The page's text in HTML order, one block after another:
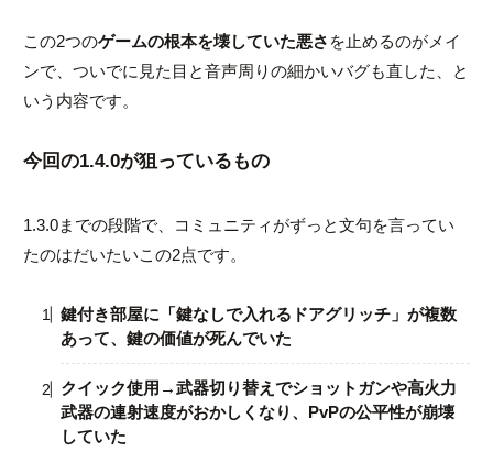
この2つのゲームの根本を壊していた悪さ を止めるのがメイ
ンで、ついでに見た目と音声周りの細かいバグも直した、と
いう内容です。
今回の1.4.0が狙っているもの
1.3.0までの段階で、コミュニティがずっと文句を言ってい
たのはだいたいこの2点です。
鍵付き部屋に「鍵なしで入れるドアグリッチ」が複数
あって、鍵の価値が死んでいた
クイック使用→武器切り替えでショットガンや高火力
武器の連射速度がおかしくなり、PvPの公平性が崩壊
していた